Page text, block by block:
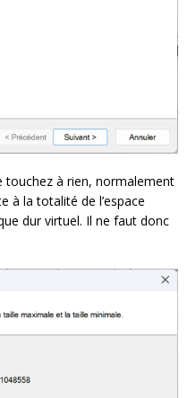
touchez à rien, normalement
à la totalité de l’espace
dur virtuel. Il ne faut donc